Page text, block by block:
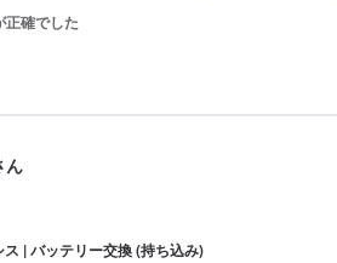
正確でした
ん
| バッテリー交換 (持ち込み)